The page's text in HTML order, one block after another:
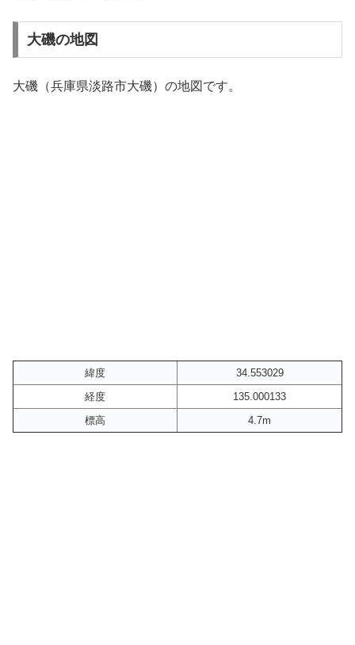
大磯の地図
大磯（兵庫県淡路市大磯）の地図です。
緯度
34.553029
経度
135.000133
標高
4.7m